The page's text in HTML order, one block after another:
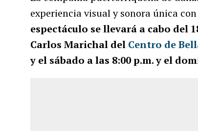
experiencia visual y sonora única
espectáculo se llevará a cabo del
Carlos Marichal del Centro de
y el sábado a las 8:00 p.m. y el